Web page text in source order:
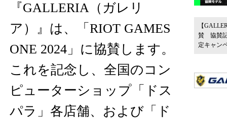
【
賛 協賛記
定キャン
『GALLERIA（ガレリ
ア）』は、「RIOT GAMES
ONE 2024」に協賛します。
これを記念し、全国のコン
ピューターショップ「ドス
パラ」各店舗、および「ド